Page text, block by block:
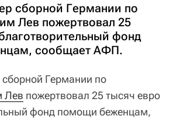
сборной Германии по
Лев пожертвовал 25
фонд
сообщает АФП.
Германии по
Лев пожертвовал 25 тысяч евро
фонд помощи беженцам,